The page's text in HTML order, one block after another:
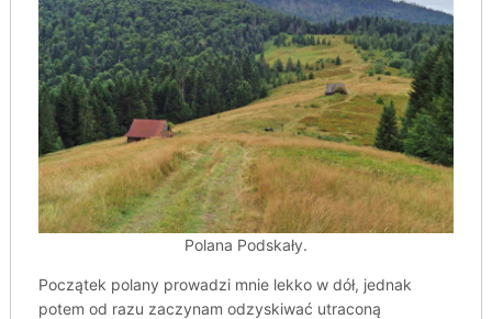
Polana Podskały.
Początek polany prowadzi mnie lekko w dół, jednak
potem od razu zaczynam odzyskiwać utraconą